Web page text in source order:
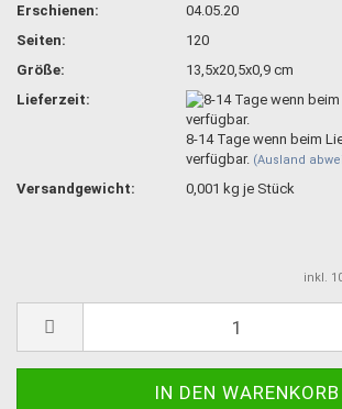
Erschienen:
04.05.20
Seiten:
120
Größe:
13,5x20,5x0,9 cm
Lieferzeit:
8-14 Tage wenn beim
verfügbar. (Ausland
Versandgewicht: 0,001 kg je Stück
inkl.